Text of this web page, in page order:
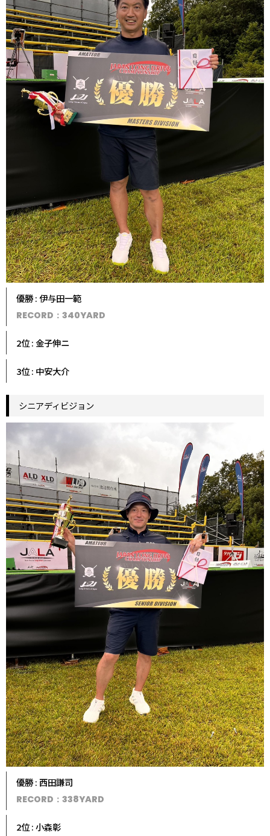
優勝 : 伊与田一範
RECORD：340YARD
2位 : 金子伸ニ
3位 : 中安大介
シニアディビジョン
優勝 : 西田謙司
RECORD：338YARD
2位 : 小森彰